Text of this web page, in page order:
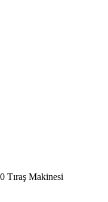
Tıraş Makinesi